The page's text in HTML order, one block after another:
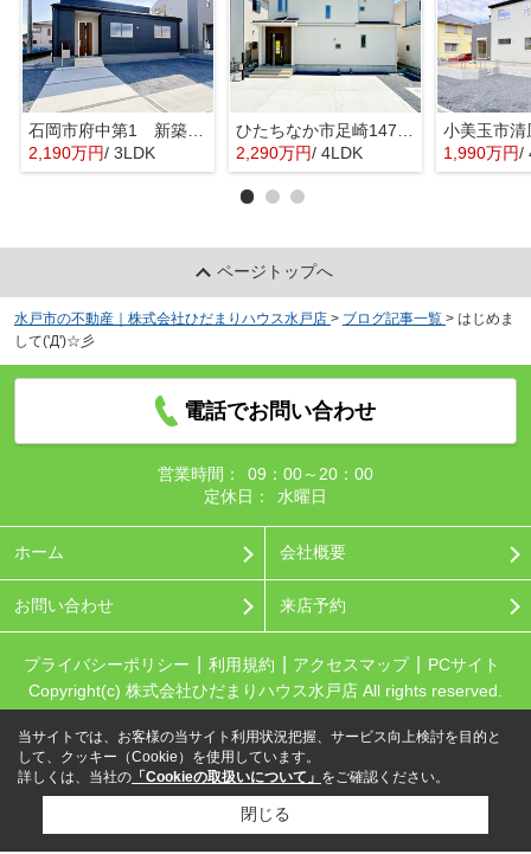
石岡市府中第1 新築戸建 3号棟
2,190万円/ 3LDK
2,290万円/ 4LDK 1,990万円/
ページトップへ
水戸市の不動産｜株式会社ひだまりハウス水戸店 > ブログ記事一覧 > はじめま
して('Д')☆彡
電話でお問い合わせ
営業時間：
09：00～20：00
定休日：
水曜日
ホーム 会社概要
お問い合わせ 来店予約
プライバシーポリシー 利用規約 アクセスマップ
PCサイト
Copyright(c) 株式会社ひだまりハウス水戸店 All rights reserved.
当サイトでは、お客様の当サイト利用状況把握、サービス向上検討を目的と
して、クッキー（Cookie）を使用しています。
詳しくは、当社の 「Cookieの取扱いについて」 をご確認ください。
閉じる